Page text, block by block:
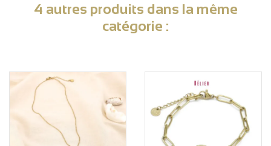
4 autres produits dans la même
catégorie :